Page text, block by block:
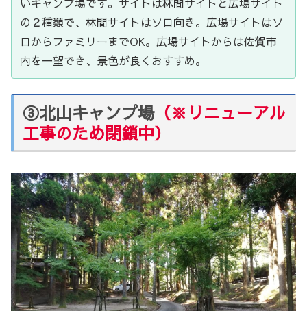
の２種類で、林間サイトはソロ向き。広場サイトはソ
ロからファミリーまでOK。広場サイトからは佐賀市
内を一望でき、景色が良くおすすめ。
③北山キャンプ場（※リニューアル
工事のため閉鎖中）